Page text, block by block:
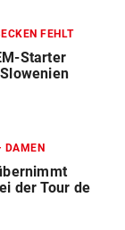
FEHLT
Starter
DAMEN
der Tour de